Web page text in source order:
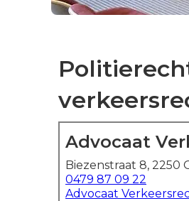
Advocaat
Biezenstraat 8, 2250
0479 87 09 22
Advocaat